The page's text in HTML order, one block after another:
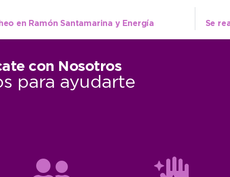
en Ramón Santamarina y Energía
con Nosotros
para ayudarte